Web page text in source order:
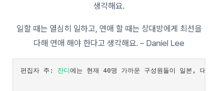
생각해요.
일할 때는 열심히 일하고, 연애 할 때는 상대방에게 최선을
다해 연애 해야 한다고 생각해요. – Daniel Lee
편집자 주: 잔디에는 현재 40명 가까운 구성원들이 일본, 대